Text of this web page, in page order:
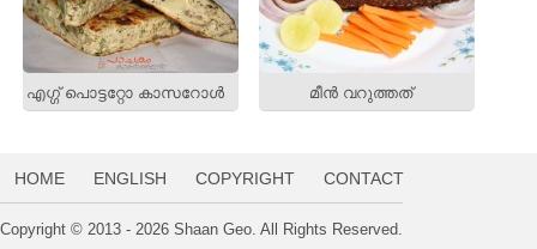
എഗ്ഗ് പൊട്ടറ്റോ കാസറോള്‍ മീന്‍ വറുത്തത്‌
HOME ENGLISH COPYRIGHT CONTACT
Copyright © 2013 - 2026 Shaan Geo. All Rights Reserved.